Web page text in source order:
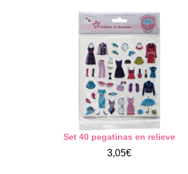
Set 40 pegatinas en relieve
3,05€